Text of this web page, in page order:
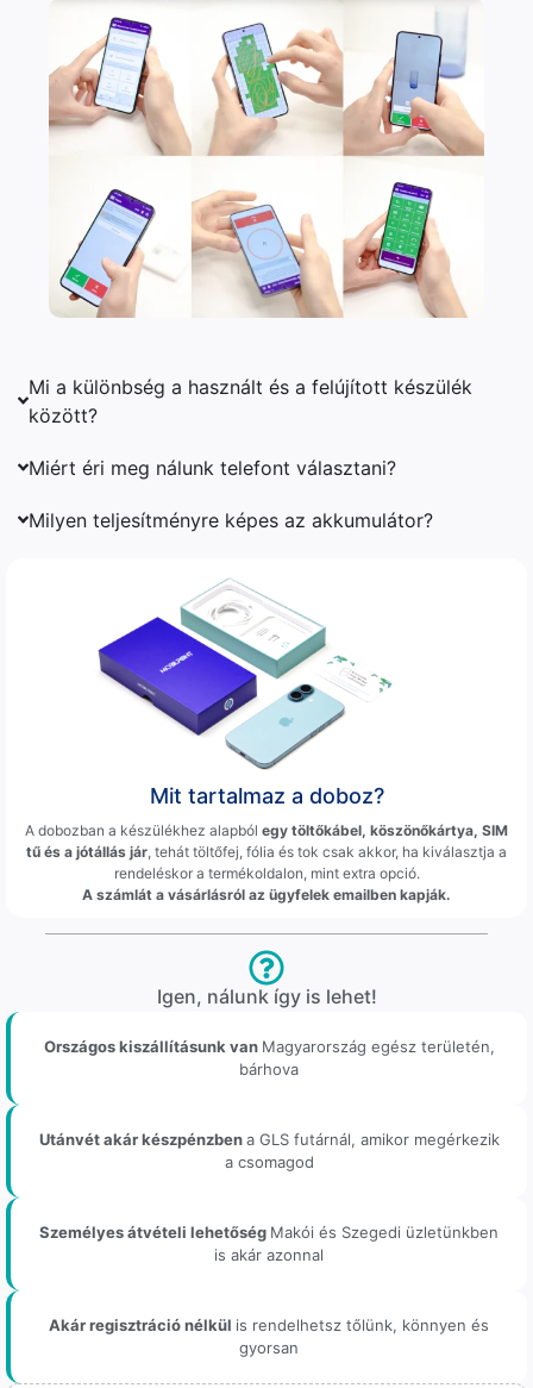
Mi a különbség a használt és a felújított készülék
között?
Miért éri meg nálunk telefont választani?
Milyen teljesítményre képes az akkumulátor?
Mit tartalmaz a doboz?
A dobozban a készülékhez alapból egy töltőkábel, köszönőkártya, SIM
tű és a jótállás jár , tehát töltőfej, fólia és tok csak akkor, ha kiválasztja a
rendeléskor a termékoldalon, mint extra opció.
A számlát a vásárlásról az ügyfelek emailben kapják.
Igen, nálunk így is lehet!
Országos kiszállításunk van Magyarország egész területén,
bárhova
Utánvét akár készpénzbena GLS futárnál, amikor megérkezik
a csomagod
Személyes átvételi lehetőség Makói és Szegedi üzletünkben
is akár azonnal
Akár regisztráció nélkül is rendelhetsz tőlünk, könnyen és
gyorsan